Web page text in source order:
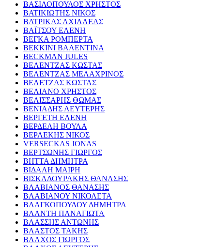
ΒΑΣΙΛΟΠΟΥΛΟΣ ΧΡΗΣΤΟΣ
ΒΑΤΙΚΙΩΤΗΣ ΝΙΚΟΣ
ΒΑΤΡΙΚΑΣ ΑΧΙΛΛΕΑΣ
ΒΑΪΤΣΟΥ ΕΛΕΝΗ
ΒΕΓΚΑ ΡΟΜΠΕΡΤΑ
ΒΕΚΚΙΝΙ ΒΑΛΕΝΤΙΝΑ
BECKMAN JULES
ΒΕΛΕΝΤΖΑΣ ΚΩΣΤΑΣ
ΒΕΛΕΝΤΖΑΣ ΜΕΛΑΧΡΙΝΟΣ
ΒΕΛΕΤΖΑΣ ΚΩΣΤΑΣ
ΒΕΛΙΑΝΟ ΧΡΗΣΤΟΣ
ΒΕΛΙΣΣΑΡΗΣ ΘΩΜΑΣ
ΒΕΝΙΑΔΗΣ ΛΕΥΤΕΡΗΣ
ΒΕΡΓΕΤΗ ΕΛΕΝΗ
ΒΕΡΔΕΛΗ ΒΟΥΛΑ
ΒΕΡΛΕΚΗΣ ΝΙΚΟΣ
VERSECKAS JONAS
ΒΕΡΤΣΩΝΗΣ ΓΙΩΡΓΟΣ
ΒΗΤΤΑ ΔΗΜΗΤΡΑ
ΒΙΔΑΛΗ ΜΑΙΡΗ
ΒΙΣΚΑΔΟΥΡΑΚΗΣ ΘΑΝΑΣΗΣ
ΒΛΑΒΙΑΝΟΣ ΘΑΝΑΣΗΣ
ΒΛΑΒΙΑΝΟΥ ΝΙΚΟΛΕΤΑ
ΒΛΑΓΚΟΠΟΥΛΟΥ ΔΗΜΗΤΡΑ
ΒΛΑΝΤΗ ΠΑΝΑΓΙΩΤΑ
ΒΛΑΣΣΗΣ ΑΝΤΩΝΗΣ
ΒΛΑΣΤΟΣ ΤΑΚΗΣ
ΒΛΑΧΟΣ ΓΙΩΡΓΟΣ